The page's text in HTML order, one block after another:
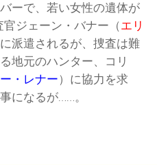
ーで、若い女性の遺体が
ジェーン・バナー（エリ
派遣されるが、捜査は難
地元のハンター、コリ
・レナー ）に協力を求
になるが……。